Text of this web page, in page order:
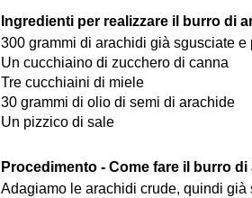
Ingredienti per realizzare il burro di
300 grammi di arachidi già sgusciate e
Un cucchiaino di zucchero di canna
Tre cucchiaini di miele
30 grammi di olio di semi di arachide
Un pizzico di sale
Procedimento - Come fare il burro
Adagiamo le arachidi crude, quindi